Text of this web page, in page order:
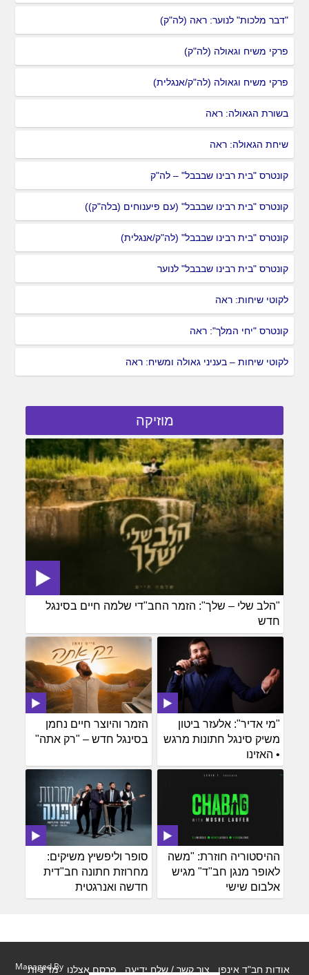
"דבר מלכות" לנוער: ראה (לה"ק)
פרקי משיח וגאולה (לה"ק)
פרקי משיח וגאולה (לה"ק/אנגלית)
בשורת הגאולה: ראה
שיחת הגאולה: ראה
קונטרס "בית רבינו שבבבל" – לה"ק
קונטרס "בית רבינו שבבבל" (עם פיענוחים (בלה"ק))
קונטרס "בית רבינו שבבבל" (לה"ק/אנגלית)
קונטרס "בית רבינו שבבבל" לנוער
לקוטי שיחות: ראה
קונטרס "יחי המלך": ראה
לקוטי שיחות – בעניני גאולה ומשיח: ראה
מוזיקה
"הלב שלי – שלך": הזמר החב"די שלמה חיים בסינגל
חדש
הזמר והיוצר חיים נחמן
בסינגל חדש – "רק אתה"
"מי אדיר": אלעזר ביטון
משיק סינגל חתונות מרגש
• האזינו
סופר וליפשיץ משיקים:
מחרוזת חתונה חב"דית
חדשה ואנרגטית
ההיסטוריה חוזרת: "משה
לאופר מנגן חב"ד" מגיש
אלבום שישי
אודות חב"ד אינפו צור קשר / שלח ידיעה פרסם אצלנו מדיניות
Managed By